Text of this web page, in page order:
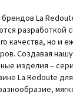
La
разработкой
качества, но и
Создавая
изделия –
La Redoute